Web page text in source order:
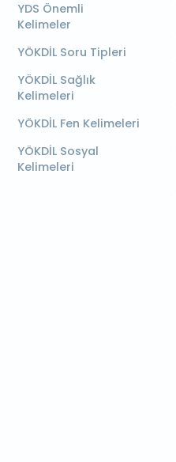
YDS Önemli
Kelimeler
YÖKDİL Soru Tipleri
YÖKDİL Sağlık
Kelimeleri
YÖKDİL Fen Kelimeleri
YÖKDİL Sosyal
Kelimeleri